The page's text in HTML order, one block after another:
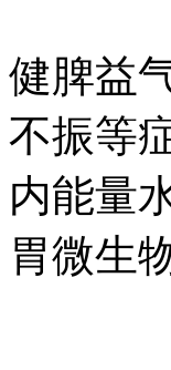
健脾益
不振等
内能量
胃微生